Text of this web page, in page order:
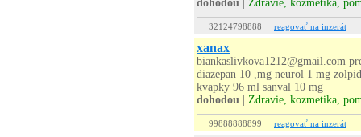
dohodou
Zdravie, kozmetika,
32124798888 reagovať na inzerát
xanax
biankaslivkova1212@gmail.com
diazepan 10 ,mg neurol 1 mg
kvapky 96 ml sanval 10 mg
dohodou
Zdravie, kozmetika,
99888888899 reagovať na inzerát